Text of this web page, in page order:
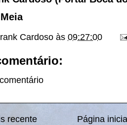
Cardoso às 09:27:00
recente Página